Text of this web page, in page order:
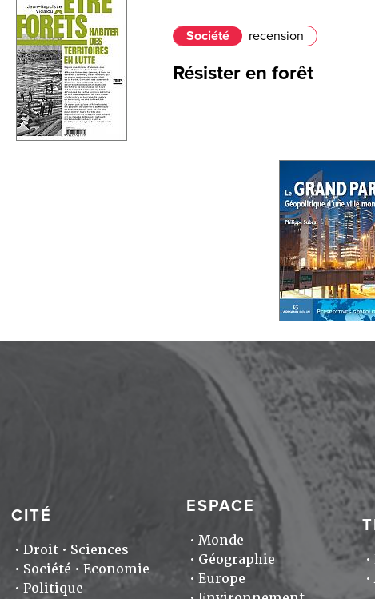
Société recension
Résister en forêt
CITÉ
Droit
Sciences
Société
Economie
Politique
ESPACE
Monde
Géographie
Europe